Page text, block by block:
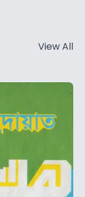
View All